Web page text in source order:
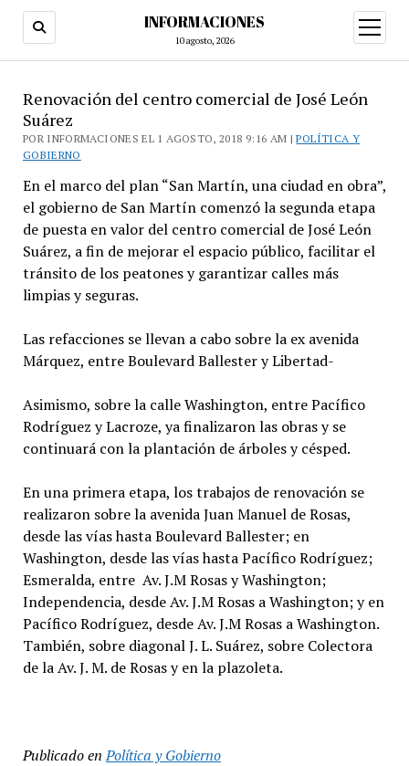
INFORMACIONES
10 agosto, 2026
abrir
menú
Renovación del centro comercial de José León
Suárez
POR INFORMACIONES EL 1 AGOSTO, 2018 9:16 AM |POLÍTICA Y
GOBIERNO
En el marco del plan “San Martín, una ciudad en obra”,
el gobierno de San Martín comenzó la segunda etapa
de puesta en valor del centro comercial de José León
Suárez, a fin de mejorar el espacio público, facilitar el
tránsito de los peatones y garantizar calles más
limpias y seguras.
Las refacciones se llevan a cabo sobre la ex avenida
Márquez, entre Boulevard Ballester y Libertad-
Asimismo, sobre la calle Washington, entre Pacífico
Rodríguez y Lacroze, ya finalizaron las obras y se
continuará con la plantación de árboles y césped.
En una primera etapa, los trabajos de renovación se
realizaron sobre la avenida Juan Manuel de Rosas,
desde las vías hasta Boulevard Ballester; en
Washington, desde las vías hasta Pacífico Rodríguez;
Esmeralda, entre Av. J.M Rosas y Washington;
Independencia, desde Av. J.M Rosas a Washington; y en
Pacífico Rodríguez, desde Av. J.M Rosas a Washington.
También, sobre diagonal J. L. Suárez, sobre Colectora
de la Av. J. M. de Rosas y en la plazoleta.
Publicado en Política y Gobierno